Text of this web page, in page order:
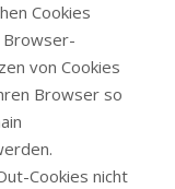
Cookies
Browser-
von Cookies
Browser so
Cookies nicht